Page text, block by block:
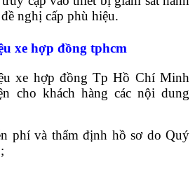
nghị cấp phù hiệu.
xe hợp đồng tphcm
xe hợp đồng Tp Hồ Chí Minh
cho khách hàng các nội dung
phí và thẩm định hồ sơ do Quý